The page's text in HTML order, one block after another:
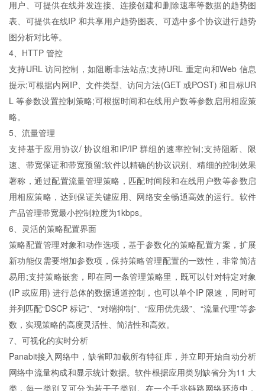
用户、可提供在线并发连接、连接创建和删除速率等数据的趋势图
表、可提供在线IP 和共享用户趋势图表、可选中多个协议进行趋势
图分析对比等。
4、HTTP 管控
支持URL 访问控制，如阻断非法站点;支持URL 重定向和Web 信息
提示;可根据内网IP、文件类型、访问方法(GET 或POST) 和目标UR
L 等参数设置控制策略;可根据时间和在线用户数等参数启用相应策
略。
5、流量管理
支持基于应用协议/ 协议组和IP/IP 群组的速率控制;支持阻断、限
速、带宽保证和带宽预留;软件以精确的协议识别、精细的控制效果
著称，通过配置流量管理策略，匹配时间段和在线用户数等参数启
用相应策略，达到保证关键应用、网络安全畅通高效的运行。软件
产品管理带宽最小控制粒度为1kbps。
6、灵活的策略配置界面
策略配置管理对象和动作选项，基于参数化的策略配置方案，扩展
新功能仅需要增加参数项，保持策略管理配置的一致性，非常简洁
易用;支持策略嵌套，即在同一条管理策略里，既可以针对特定对象
(IP 或应用) 进行总体的数据通道控制，也可以单个IP 限速，同时可
并列匹配“DSCP 标记”、“对端抑制”、“应用优先级”、“流量代理”等参
数，实现策略的高度灵活性、简洁性和高效。
7、可视化的实时分析
Panabit接入网络中，缺省即加载所有特征库，并立即开始自动分析
网络中流量构成和显示统计数据。软件根据应用类别缺省分为11 大
类，每一类别又可分为若干子类别。在一个千兆链路网络环境中，